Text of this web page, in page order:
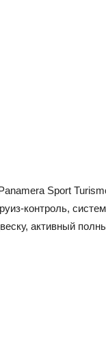
Sport
контроль,
активный